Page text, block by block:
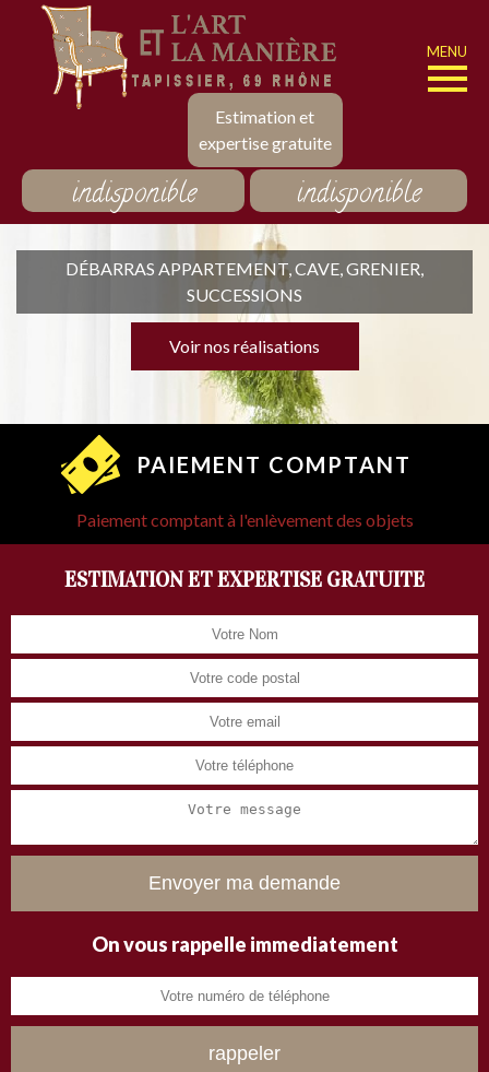
Estimation et
expertise gratuite
MENU
indisponible indisponible
DÉBARRAS APPARTEMENT, CAVE, GRENIER,
SUCCESSIONS
Voir nos réalisations
PAIEMENT COMPTANT
Paiement comptant à l'enlèvement des objets
ESTIMATION ET EXPERTISE GRATUITE
On vous rappelle immediatement